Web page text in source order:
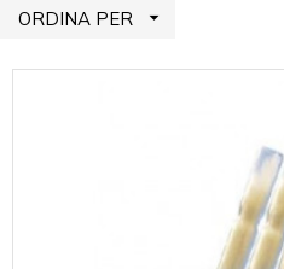
ORDINA PER 